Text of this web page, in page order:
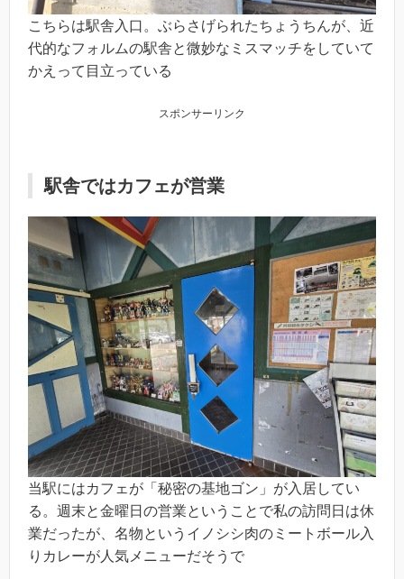
こちらは駅舎入口。ぶらさげられたちょうちんが、近
代的なフォルムの駅舎と微妙なミスマッチをしていて
かえって目立っている
スポンサーリンク
駅舎ではカフェが営業
当駅にはカフェが「秘密の基地ゴン」が入居してい
る。週末と金曜日の営業ということで私の訪問日は休
業だったが、名物というイノシシ肉のミートボール入
りカレーが人気メニューだそうで